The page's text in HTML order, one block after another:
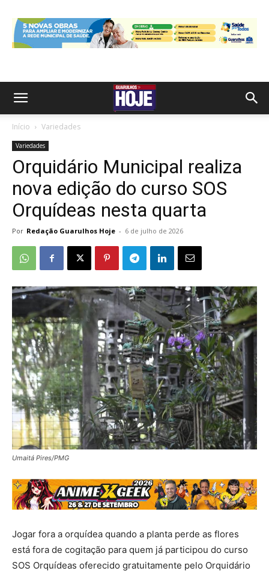
Início Variedades
Variedades
Orquidário Municipal realiza
nova edição do curso SOS
Orquídeas nesta quarta
Por Redação Guarulhos Hoje - 6 de julho de 2026
Umaitá Pires/PMG
Jogar fora a orquídea quando a planta perde as flores
está fora de cogitação para quem já participou do curso
SOS Orquídeas oferecido gratuitamente pelo Orquidário